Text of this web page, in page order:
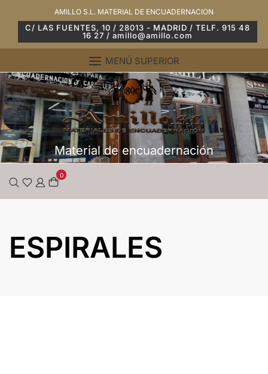
contenido
AMILLO S.L. MATERIAL DE ENCUADERNACION
C/ LAS FUENTES, 10 / 28013 - MADRID / TELF. 915 48
16 27 / amillo@amillo.com
MENÚ SUPERIOR
Material de encuadernación
0
ESPIRALES